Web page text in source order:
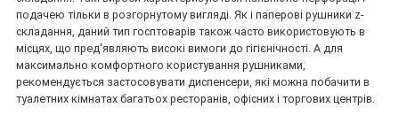
подачею тільки в розгорнутому вигляді. Як і паперові рушники z-
складання, даний тип госптоварів також часто використовують в
місцях, що пред'являють високі вимоги до гігієнічності. А для
максимально комфортного користування рушниками,
рекомендується застосовувати диспенсери, які можна побачити в
туалетних кімнатах багатьох ресторанів, офісних і торгових центрів.